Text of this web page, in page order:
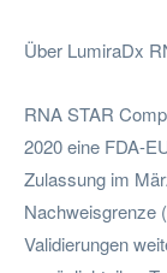
Über LumiraDx
RNA STAR
2020 eine FDA-
Zulassung im
Nachweisgrenze
Validierungen